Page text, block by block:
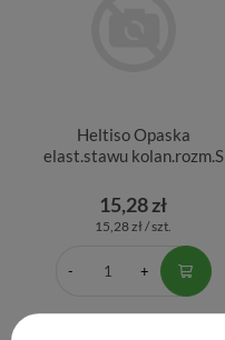
Heltiso Opaska
elast.stawu kolan.rozm.S
15,28 zł
15,28 zł / szt.